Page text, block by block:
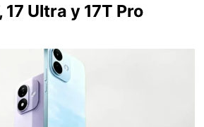
17 Ultra y 17T Pro